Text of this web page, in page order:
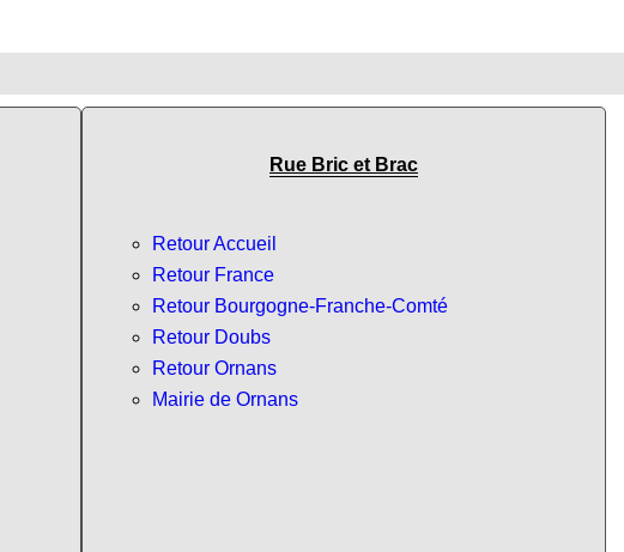
Rue Bric et Brac
Retour Accueil
Retour France
Retour Bourgogne-Franche-Comté
Retour Doubs
Retour Ornans
Mairie de Ornans